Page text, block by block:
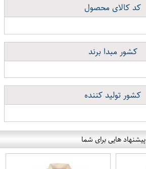
کد کالای محصول
کشور مبدا برند
کشور تولید کننده
پیشنهاد هایی برای شما